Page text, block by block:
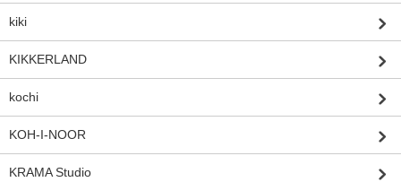
kiki
KIKKERLAND
kochi
KOH-I-NOOR
KRAMA Studio